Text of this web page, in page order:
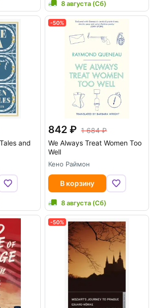
8 августа (Сб)
and
-50%
842
1 684
We Always Treat Women Too
Well
Кено Раймон
В корзину
8 августа (Сб)
-50%